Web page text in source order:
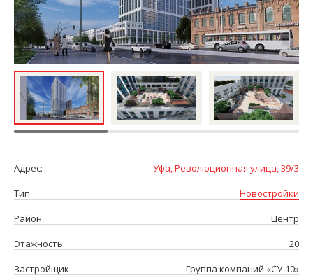
Адрес:
Уфа, Революционная улица, 39/3
Тип
Новостройки
Район
Центр
Этажность
20
Застройщик
Группа компаний «СУ-10»